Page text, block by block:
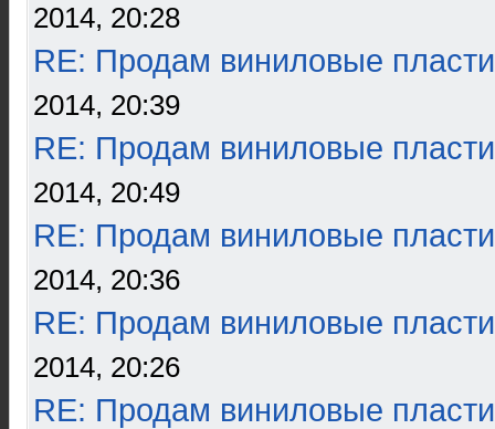
2014, 20:28
RE: Продам виниловые
2014, 20:39
RE: Продам виниловые
2014, 20:49
RE: Продам виниловые
2014, 20:36
RE: Продам виниловые
2014, 20:26
RE: Продам виниловые